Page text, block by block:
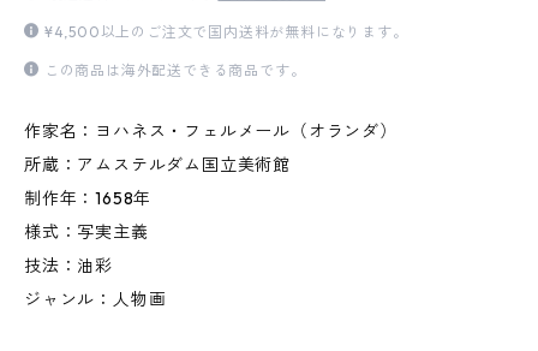
¥4,500以上のご注文で国内送料が無料になります。
この商品は海外配送できる商品です。
作家名：ヨハネス・フェルメール（オランダ）
所蔵：アムステルダム国立美術館
制作年：1658年
様式：写実主義
技法：油彩
ジャンル：人物画